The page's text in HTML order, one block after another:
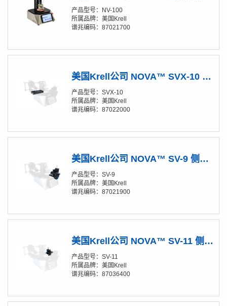
产品型号：NV-100
所属品牌：美国Krell
谱兆编码：87021700
美国Krell公司 NOVA™ SVX-10 端面放大镜
产品型号：SVX-10
所属品牌：美国Krell
谱兆编码：87022000
美国Krell公司 NOVA™ SV-9 侧向放大镜
产品型号：SV-9
所属品牌：美国Krell
谱兆编码：87021900
美国Krell公司 NOVA™ SV-11 侧向放大镜
产品型号：SV-11
所属品牌：美国Krell
谱兆编码：87036400